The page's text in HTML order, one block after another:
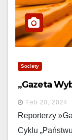
Society
„Gazeta
Feb 20, 2024
Reporterzy
Cyklu